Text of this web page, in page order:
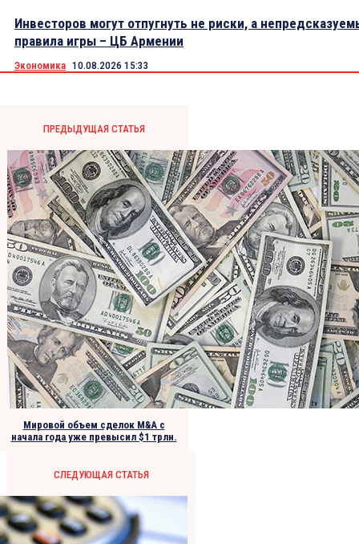
Инвесторов могут отпугнуть не риски, а
правила игры – ЦБ Армении
Экономика 10.08.2026 15:33
ПРЕДЫДУЩАЯ СТАТЬЯ
Мировой объем сделок M&A с
начала года уже превысил $1 трлн.
СЛЕДУЮЩАЯ СТАТЬЯ